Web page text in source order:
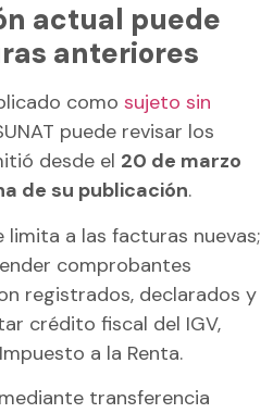
actual puede
anteriores
como sujeto sin
puede revisar los
desde el 20 de marzo
de su publicación.
limita a las facturas nuevas;
comprobantes
registrados, declarados y
crédito fiscal del IGV,
a la Renta.
transferencia